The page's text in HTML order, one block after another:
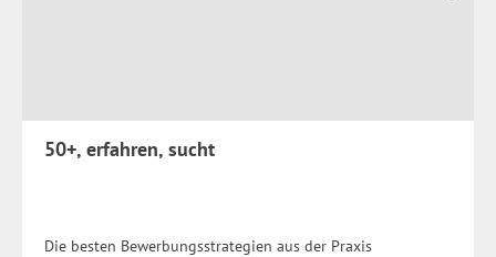
50+, erfahren, sucht
Die besten Bewerbungsstrategien aus der Praxis